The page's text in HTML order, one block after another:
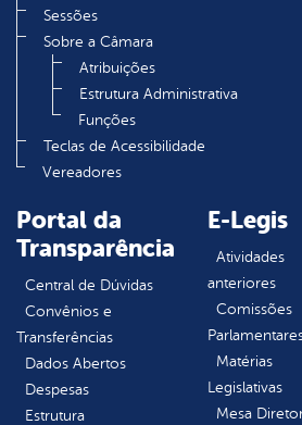
Sessões
Sobre a Câmara
Atribuições
Estrutura Administrativa
Funções
Teclas de Acessibilidade
Vereadores
Portal da
Transparência
Central de Dúvidas
Convênios e
Transferências
Dados Abertos
Despesas
Estrutura
E-Legis
Atividades
anteriores
Comissões
Matérias
Legislativas
Mesa